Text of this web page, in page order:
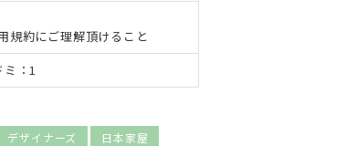
規約にご理解頂けること
：1
デザイナーズ
日本家屋